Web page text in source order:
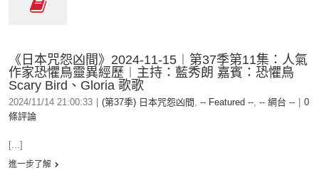
《日本咒怨凶間》2024-11-15︱第37季第11集：人氣
作家恐懼鳥靈異經歷︱主持：藍秀朗 嘉賓：恐懼鳥
Scary Bird、Gloria 歌歌
2024/11/14 21:00:33 (第37季) 日本咒怨凶間 , -- Featured --, -- 網台 --
0
條評論
[...]
進一步了解